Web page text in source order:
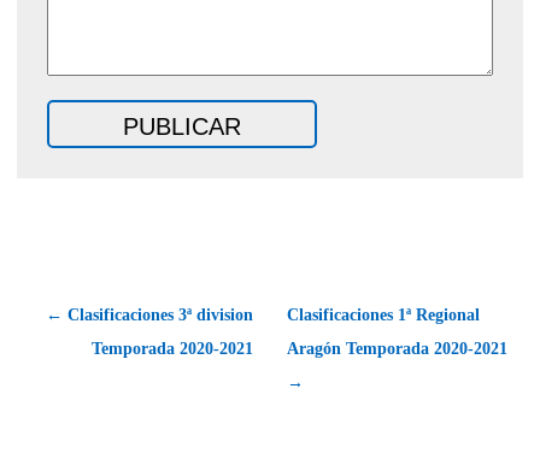
← Clasificaciones 3ª division
Temporada 2020-2021
Clasificaciones 1ª Regional
Aragón Temporada 2020-2021
→